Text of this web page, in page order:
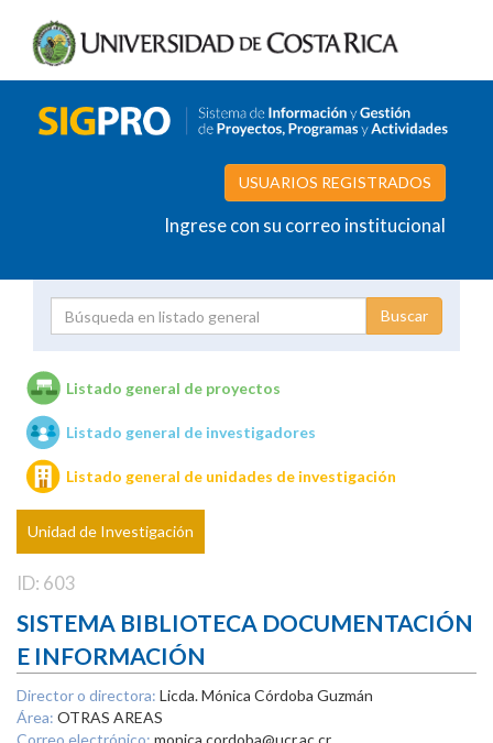
USUARIOS REGISTRADOS
Ingrese con su correo institucional
Unidades de investigación
Listado general de proyectos
Listado general de investigadores
Listado general de unidades de investigación
Unidad de Investigación
ID: 603
SISTEMA BIBLIOTECA DOCUMENTACIÓN
E INFORMACIÓN
Director o directora: Licda. Mónica Córdoba Guzmán
Área: OTRAS AREAS
Correo electrónico: monica.cordoba@ucr.ac.cr